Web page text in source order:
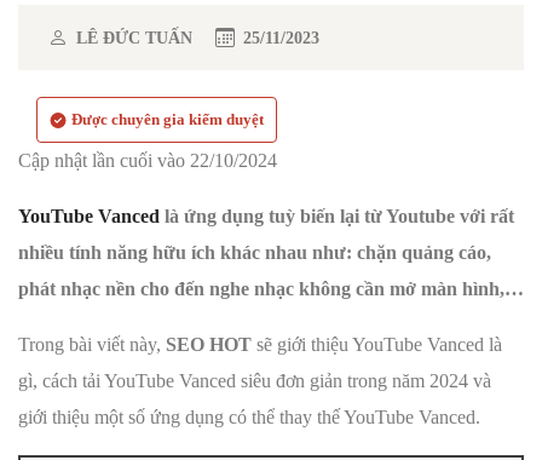
LÊ ĐỨC TUẤN 25/11/2023
Được chuyên gia kiểm duyệt
Cập nhật lần cuối vào 22/10/2024
YouTube Vanced là ứng dụng tuỳ biến lại từ Youtube với rất
nhiều tính năng hữu ích khác nhau như: chặn quảng cáo,
phát nhạc nền cho đến nghe nhạc không cần mở màn hình,…
Trong bài viết này, SEO HOT sẽ giới thiệu YouTube Vanced là
gì, cách tải YouTube Vanced siêu đơn giản trong năm 2024 và
giới thiệu một số ứng dụng có thể thay thế YouTube Vanced.